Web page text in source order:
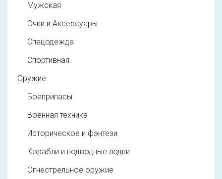
Мужская
Очки и Аксессуары
Спецодежда
Спортивная
Оружие
Боеприпасы
Военная техника
Историческое и фэнтези
Корабли и подводные лодки
Огнестрельное оружие